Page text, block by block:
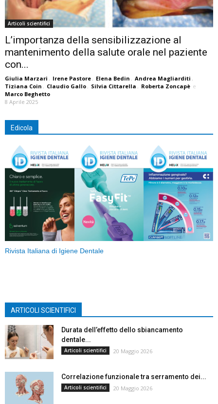
Articoli scientifici
L’importanza della sensibilizzazione al
mantenimento della salute orale nel paziente
con...
Giulia Marzari , Irene Pastore , Elena Bedin , Andrea Magliarditi ,
Tiziana Coin , Claudio Gallo , Silvia Cittarella , Roberta Zoncapè e
Marco Beghetto
8 Aprile 2025
Edicola
Rivista Italiana di Igiene Dentale
ARTICOLI SCIENTIFICI
Durata dell’effetto dello sbiancamento
dentale...
Articoli scientifici 20 Maggio 2026
Correlazione funzionale tra serramento dei...
Articoli scientifici 20 Maggio 2026